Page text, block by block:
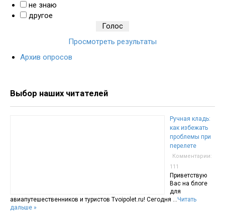
не знаю
другое
Просмотреть результаты
Архив опросов
Выбор наших читателей
Ручная кладь:
как избежать
проблемы при
перелете
Комментарии:
111
Приветствую
Вас на блоге
для
авиапутешественников и туристов Tvoipolet.ru! Сегодня …Читать
дальше »